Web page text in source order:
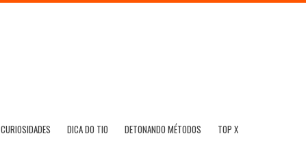
CURIOSIDADES DICA DO TIO DETONANDO MÉTODOS TOP X